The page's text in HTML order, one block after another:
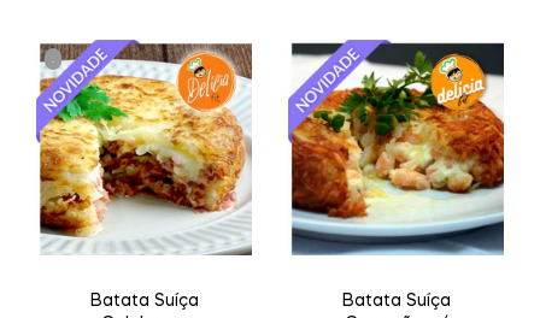
.
Batata Suíça
Batata Suíça